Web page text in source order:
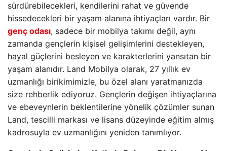
sürdürebilecekleri, kendilerini rahat ve güvende
hissedecekleri bir yaşam alanına ihtiyaçları vardır. Bir
genç odası, sadece bir mobilya takımı değil, aynı
zamanda gençlerin kişisel gelişimlerini destekleyen,
hayal güçlerini besleyen ve karakterlerini yansıtan bir
yaşam alanıdır. Land Mobilya olarak, 27 yıllık ev
uzmanlığı birikimimizle, bu özel alanı yaratmanızda
size rehberlik ediyoruz. Gençlerin değişen ihtiyaçlarına
ve ebeveynlerin beklentilerine yönelik çözümler sunan
Land, tescilli markası ve lisans düzeyinde eğitim almış
kadrosuyla ev uzmanlığını yeniden tanımlıyor.